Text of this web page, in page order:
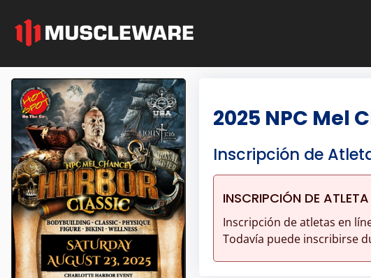
2025 NPC Mel
Inscripción de
INSCRIPCIÓN DE
Inscripción de atletas en
Todavía puede inscribirse